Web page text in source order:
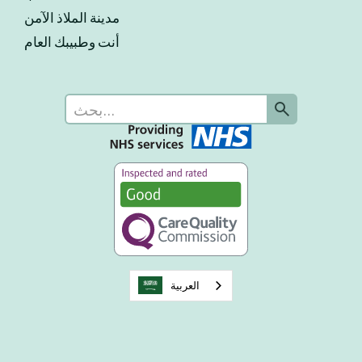
مدينة الملاذ الآمن
أنت وطبيبك العام
العربية‏